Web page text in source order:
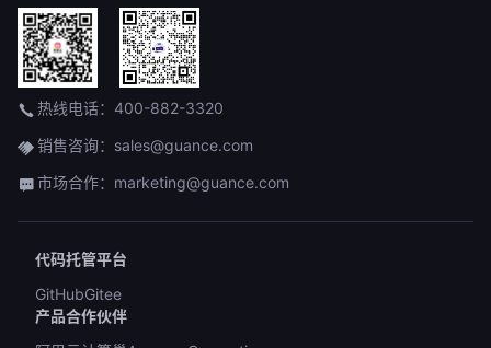
热线电话：400-882-3320
销售咨询：sales@guance.com
市场合作：marketing@guance.com
代码托管平台
GitHubGitee
产品合作伙伴